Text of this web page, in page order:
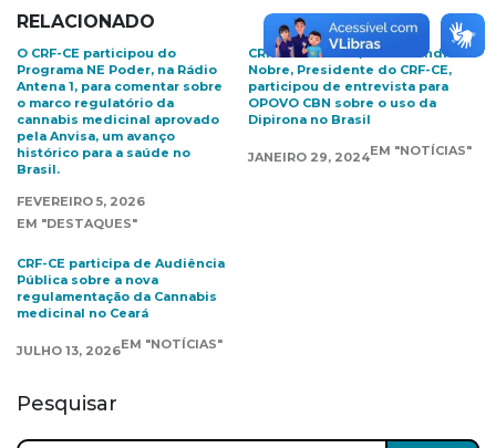
RELACIONADO
O CRF-CE participou do
Programa NE Poder, na Rádio
Antena 1, para comentar sobre
o marco regulatório da
cannabis medicinal aprovado
pela Anvisa, um avanço
histórico para a saúde no
Brasil.
FEVEREIRO 5, 2026
EM "DESTAQUES"
CRFCE NA MÍDIA / Dra. Arlandia
Nobre, Presidente do CRF-CE,
participou de entrevista para
OPOVO CBN sobre o uso da
Dipirona no Brasil
JANEIRO 29, 2024EM "NOTÍCIAS"
CRF-CE participa de Audiência
Pública sobre a nova
regulamentação da Cannabis
medicinal no Ceará
JULHO 13, 2026EM "NOTÍCIAS"
Pesquisar